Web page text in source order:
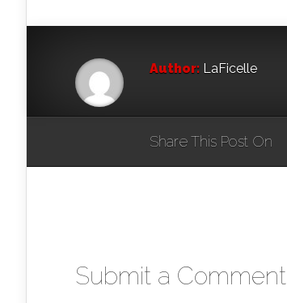
Author: LaFicelle
Share This Post On
Submit a Comment